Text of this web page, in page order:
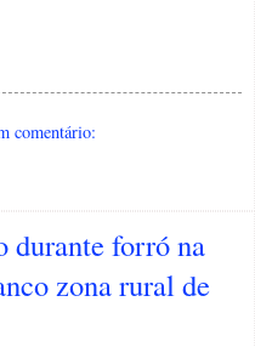
comentário:
durante forró na
zona rural de